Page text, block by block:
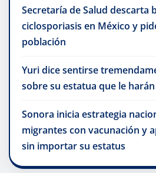
Secretaría de Salud descarta
ciclosporiasis en México y
población
Yuri dice sentirse
sobre su estatua que le
Sonora inicia estrategia
migrantes con vacunación y
sin importar su estatus